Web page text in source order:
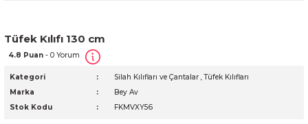
Tüfek Kılıfı 130 cm
4.8 Puan - 0 Yorum
Kategori Silah Kılıfları ve Çantalar ,Tüfek Kılıfları
Marka
Bey Av
Stok Kodu
FKMVXY56